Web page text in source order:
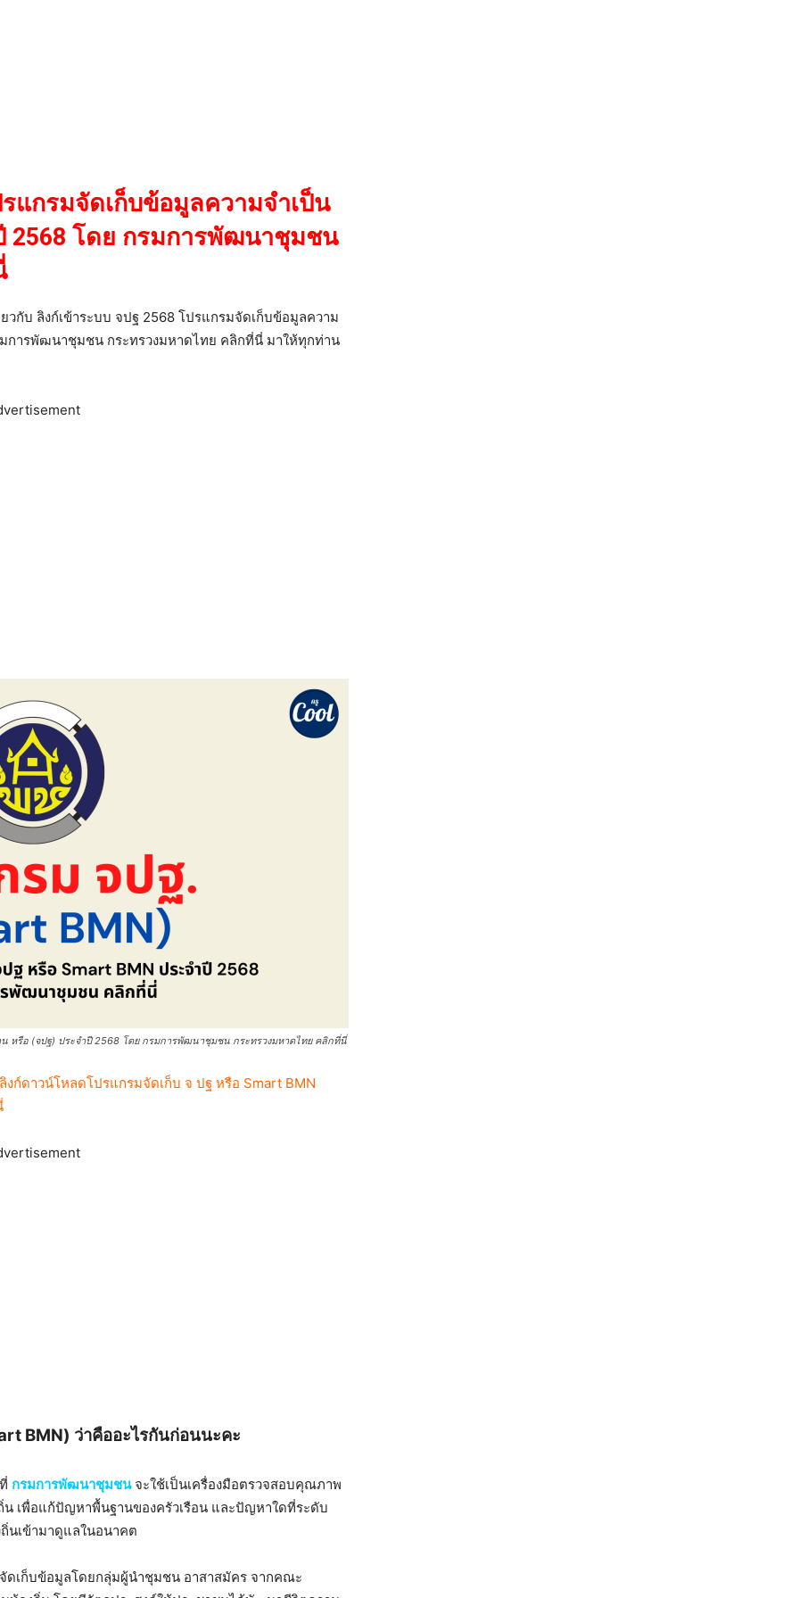
แกรมจัดเก็บข้อมูลความจำเป็น
2568 โดย กรมการพัฒนาชุมชน
ยวกับ ลิงก์เข้าระบบ จปฐ 2568 โปรแกรมจัดเก็บข้อมูลความ
การพัฒนาชุมชน กระทรวงมหาดไทย คลิกที่นี่ มาให้ทุกท่าน
หรือ (จปฐ) ประจำปี 2568 โดย กรมการพัฒนาชุมชน กระทรวงมหาดไทย คลิกที่นี่
ก์ดาวน์โหลดโปรแกรมจัดเก็บ จ ปฐ หรือ Smart BMN
BMN) ว่าคืออะไรกันก่อนนะคะ
กรมการพัฒนาชุมชนจะใช้เป็นเครื่องมือตรวจสอบคุณภาพ
เพื่อแก้ปัญหาพื้นฐานของครัวเรือน และปัญหาใดที่ระดับ
นเข้ามาดูแลในอนาคต
ดเก็บข้อมูลโดยกลุ่มผู้นำชุมชน อาสาสมัคร จากคณะ